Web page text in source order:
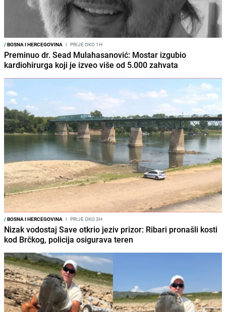
/BOSNA I HERCEGOVINA I PRIJE OKO 1H
Preminuo dr. Sead Mulahasanović: Mostar izgubio
kardiohirurga koji je izveo više od 5.000 zahvata
/BOSNA I HERCEGOVINA I PRIJE OKO 3H
Nizak vodostaj Save otkrio jeziv prizor: Ribari pronašli kosti
kod Brčkog, policija osigurava teren